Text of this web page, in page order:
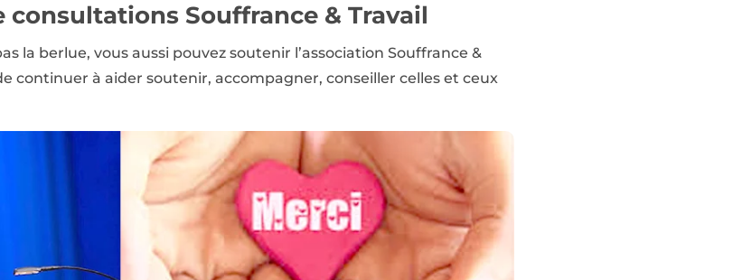
consultations Souffrance & Travail
la berlue, vous aussi pouvez soutenir l’association Souffrance &
continuer à aider soutenir, accompagner, conseiller celles et ceux